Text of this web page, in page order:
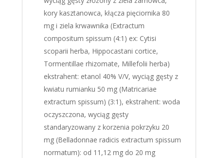
kory kasztanowca, kłącza pięciornika 80
mg i ziela krwawnika (Extractum
compositum spissum (4:1) ex: Cytisi
scoparii herba, Hippocastani cortice,
Tormentillae rhizomate, Millefolii herba)
ekstrahent: etanol 40% V/V, wyciąg gęsty z
kwiatu rumianku 50 mg (Matricariae
extractum spissum) (3:1), ekstrahent: woda
oczyszczona, wyciąg gęsty
standaryzowany z korzenia pokrzyku 20
mg (Belladonnae radicis extractum spissum
normatum): od 11,12 mg do 20 mg